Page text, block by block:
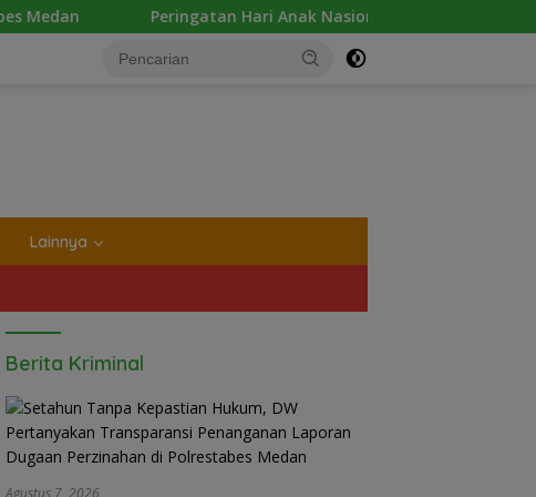
Peringatan Hari Anak Nasional 2026 di Sejumlah Sekolah Belum
Lainnya
Berita Kriminal